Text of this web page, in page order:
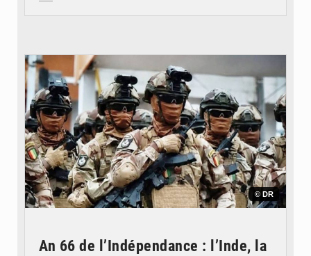
© DR
An 66 de l’Indépendance : l’Inde, la